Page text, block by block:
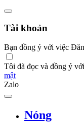
Tài khoản
Bạn đồng ý với việc
Tôi đã đọc và đồng ý với
mật
Zalo
Nóng